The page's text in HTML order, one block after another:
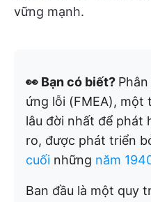
vững mạnh.
👀 Bạn có biết?
ứng lỗi (FMEA),
lâu đời nhất để phát
ro, được phát triển
cuối những năm
Ban đầu là một quy